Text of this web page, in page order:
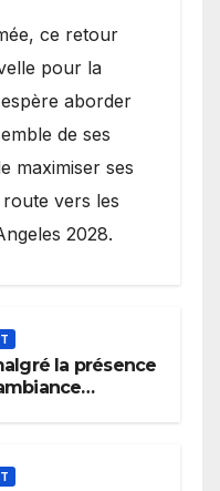
ce retour
pour la
aborder
de ses
maximiser ses
vers les
2028.
la présence